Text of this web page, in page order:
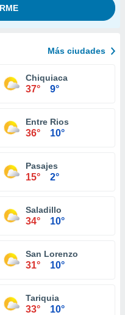
Más ciudades
Chiquiaca
37° 9°
Entre Rios
36° 10°
Pasajes
15° 2°
Saladillo
34° 10°
San Lorenzo
31° 10°
Tariquia
33° 10°